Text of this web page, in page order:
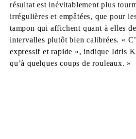
résultat est inévitablement plus
irrégulières et empâtées, que pour
tampon qui affichent quant à elles
intervalles plutôt bien calibrées. «
expressif et rapide », indique Idris
qu’à quelques coups de rouleaux. »